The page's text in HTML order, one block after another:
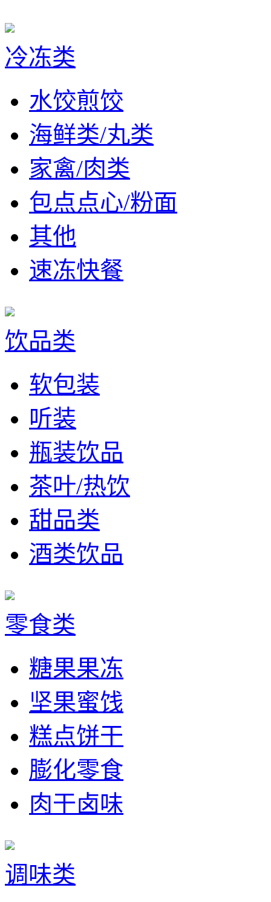
冷冻类
水饺煎饺
海鲜类/丸类
家禽/肉类
包点点心/粉面
其他
速冻快餐
饮品类
软包装
听装
瓶装饮品
茶叶/热饮
甜品类
酒类饮品
零食类
糖果果冻
坚果蜜饯
糕点饼干
膨化零食
肉干卤味
调味类